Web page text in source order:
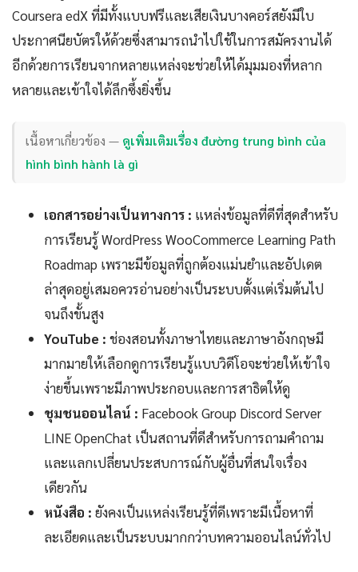
Coursera edX ที่มีทั้งแบบฟรีและเสียเงินบางคอร์สยังมีใบ
ประกาศนียบัตรให้ด้วยซึ่งสามารถนำไปใช้ในการสมัครงานได้
อีกด้วยการเรียนจากหลายแหล่งจะช่วยให้ได้มุมมองที่หลาก
หลายและเข้าใจได้ลึกซึ้งยิ่งขึ้น
เนื้อหาเกี่ยวข้อง — ดูเพิ่มเติมเรื่อง đường trung bình của
hình bình hành là gì
เอกสารอย่างเป็นทางการ : แหล่งข้อมูลที่ดีที่สุดสำหรับ
การเรียนรู้ WordPress WooCommerce Learning Path
Roadmap เพราะมีข้อมูลที่ถูกต้องแม่นยำและอัปเดต
ล่าสุดอยู่เสมอควรอ่านอย่างเป็นระบบตั้งแต่เริ่มต้นไป
จนถึงขั้นสูง
YouTube : ช่องสอนทั้งภาษาไทยและภาษาอังกฤษมี
มากมายให้เลือกดูการเรียนรู้แบบวิดีโอจะช่วยให้เข้าใจ
ง่ายขึ้นเพราะมีภาพประกอบและการสาธิตให้ดู
ชุมชนออนไลน์ : Facebook Group Discord Server
LINE OpenChat เป็นสถานที่ดีสำหรับการถามคำถาม
และแลกเปลี่ยนประสบการณ์กับผู้อื่นที่สนใจเรื่อง
เดียวกัน
หนังสือ : ยังคงเป็นแหล่งเรียนรู้ที่ดีเพราะมีเนื้อหาที่
ละเอียดและเป็นระบบมากกว่าบทความออนไลน์ทั่วไป